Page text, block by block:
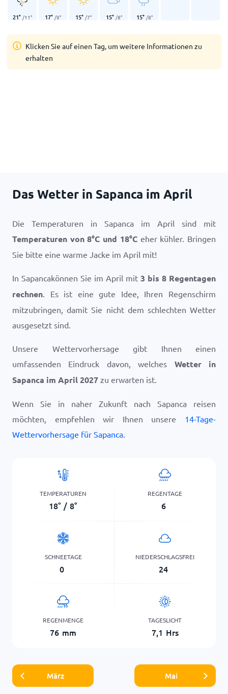
21° /11° 17° /9° 15° /7° 15° /8° 15° /8°
Klicken Sie auf einen Tag, um weitere Informationen zu
erhalten
Das Wetter in Sapanca im April
Die Temperaturen in Sapanca im April sind mit
Temperaturen von8°C und 18°Ceher kühler. Bringen
Sie bitte eine warme Jacke im April mit!
In Sapancakönnen Sie im April mit 3 bis 8 Regentagen
rechnen. Es ist eine gute Idee, Ihren Regenschirm
mitzubringen, damit Sie nicht dem schlechten Wetter
ausgesetzt sind.
Unsere Wettervorhersage gibt Ihnen einen
umfassenden Eindruck davon, welches Wetter in
Sapanca im April 2027 zu erwarten ist.
Wenn Sie in naher Zukunft nach Sapanca reisen
möchten, empfehlen wir Ihnen unsere 14-Tage-
Wettervorhersage für Sapanca.
TEMPERATUREN
18° / 8°
REGENTAGE
6
SCHNEETAGE
0
NIEDERSCHLAGSFREI
24
REGENMENGE
76 mm
TAGESLICHT
7,1 Hrs
März Mai